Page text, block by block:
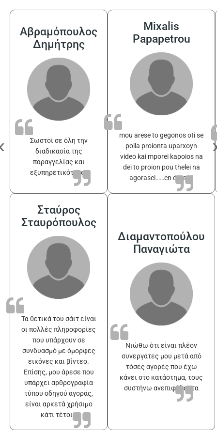
Αβραμόπουλος
Δημήτρης
Σωστοί σε όλη την
διαδικασία της
παραγγελίας και
εξυπηρετικότατοι
Mixalis
Papapetrou
mou arese to gegonos oti se
polla proionta uparxoyn
video kai mporei kapoios na
dei to proion pou thelei na
agorasei……en drasei!
Σταύρος
Σταυρόπουλος
Τα θετικά του σάιτ είναι
οι πολλές πληροφορίες
που υπάρχουν σε
συνδυασμό με όμορφες
εικόνες και βίντεο.
Επίσης, μου άρεσε που
υπάρχει αρθρογραφία
τύπου οδηγού αγοράς,
είναι αρκετά χρήσιμο
κάτι τέτοιο
Διαμαντοπούλου
Παναγιώτα
Νιώθω ότι είναι πλέον
συνεργάτες μου μετά από
τόσες αγορές που έχω
κάνει στο κατάστημα, τους
συστήνω ανεπιφύλακτα